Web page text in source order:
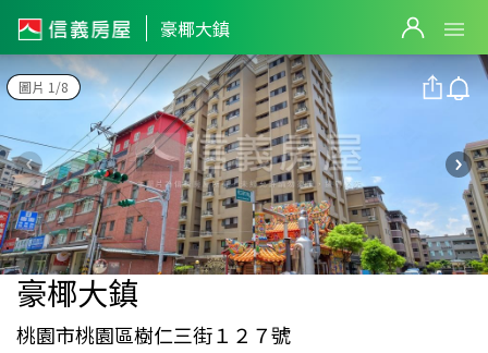
豪椰大鎮
圖片 1/8
豪椰大鎮
桃園市桃園區樹仁三街１２７號